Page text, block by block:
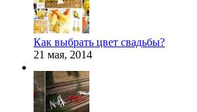
Как выбрать цвет свадьбы?
21 мая, 2014